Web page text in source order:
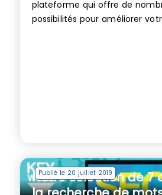
plateforme qui offre de
possibilités pour améliorer
Publié le 20 juillet 2019
Notre sélection de 7